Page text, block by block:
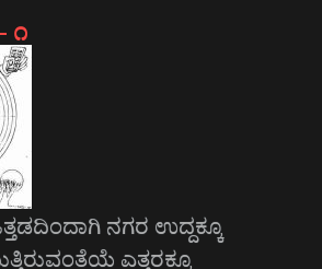
೧
ನಗರ ಉದ್ದಕ್ಕೂ
ಎತ್ತರಕ್ಕೂ